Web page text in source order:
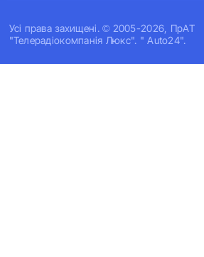
Усi права захищенi. © 2005-2026, ПрАТ
"Телерадіокомпанія Люкс". " Auto24".